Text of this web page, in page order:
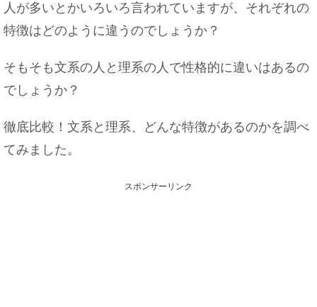
人が多いとかいろいろ言われていますが、それぞれの
特徴はどのように違うのでしょうか？
そもそも文系の人と理系の人で性格的に違いはあるの
でしょうか？
徹底比較！文系と理系、どんな特徴があるのかを調べ
てみました。
スポンサーリンク